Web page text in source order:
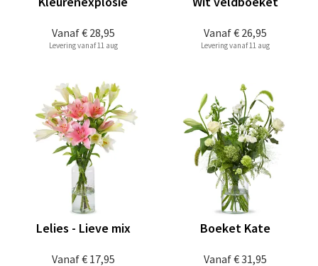
Vanaf€ 28,95
Levering vanaf 11 aug
Vanaf€ 26,95
Levering vanaf 11 aug
Vanaf€ 17,95
Lelies - Lieve mix
Vanaf€ 31,95
Boeket Kate